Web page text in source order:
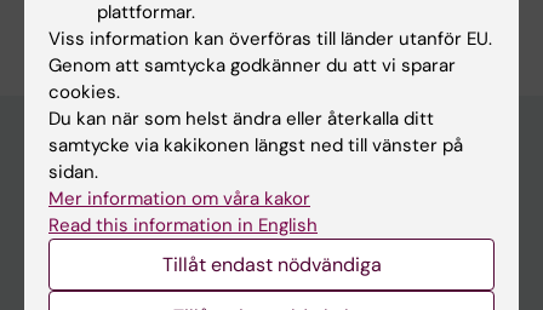
Huvudmeny
Utbildning
Forskarutbildning
plattformar.
Viss information kan överföras till länder utanför EU.
Genom att samtycka godkänner du att vi sparar
cookies.
Du kan när som helst ändra eller återkalla ditt
samtycke via kakikonen längst ned till vänster på
sidan.
Mer information om våra kakor
Read this information in English
Tillåt endast nödvändiga